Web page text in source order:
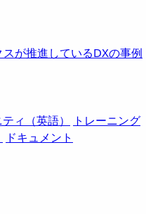
が推進しているDXの事例
ィ（英語）
トレーニング
ドキュメント